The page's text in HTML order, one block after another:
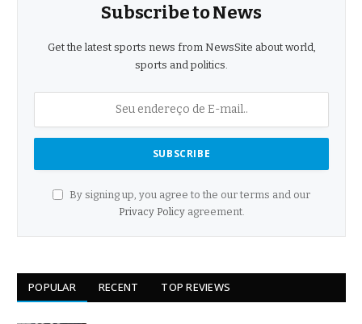
Subscribe to News
Get the latest sports news from NewsSite about world,
sports and politics.
By signing up, you agree to the our terms and our
Privacy Policyagreement.
POPULAR RECENT TOP REVIEWS